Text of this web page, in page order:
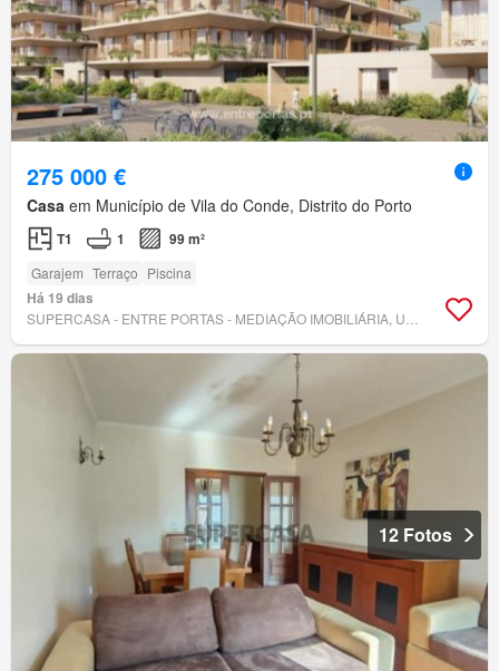
275 000 €
Casa em Município de Vila do Conde, Distrito do Porto
T1 1 99 m²
Garajem Terraço Piscina
Há 19 dias
12 Fotos